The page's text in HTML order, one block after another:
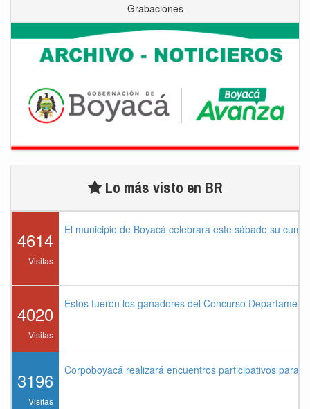
Grabaciones
Lo más visto en BR
4614
Visitas
El municipio de Boyacá celebrará este sábado su
4020
Visitas
Estos fueron los ganadores del Concurso
3196
Visitas
Corpoboyacá realizará encuentros participativos para